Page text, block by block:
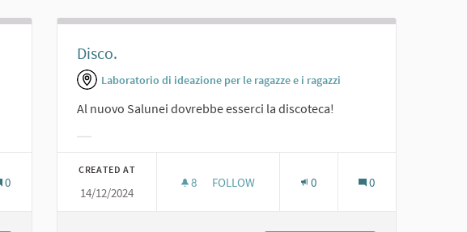
0
Disco.
Laboratorio di ideazione per le ragazze e i ragazzi
Al nuovo Salunei dovrebbe esserci la discoteca!
CREATED AT
14/12/2024
8 8 FOLLOWERS
FOLLOW 0 0